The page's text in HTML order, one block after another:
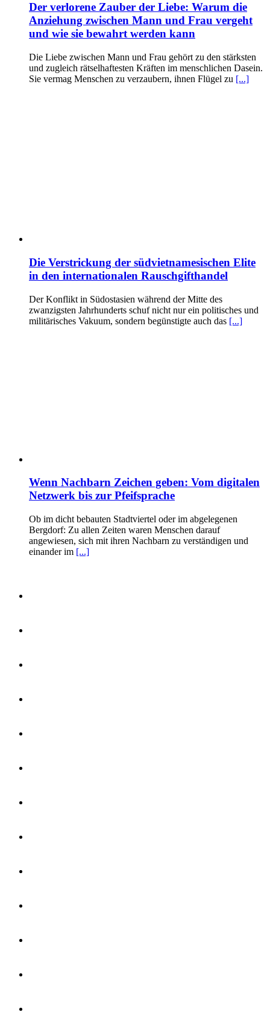
Der verlorene Zauber der Liebe: Warum die
Anziehung zwischen Mann und Frau vergeht
und wie sie bewahrt werden kann
Die Liebe zwischen Mann und Frau gehört zu den stärksten
und zugleich rätselhaftesten Kräften im menschlichen Dasein.
Sie vermag Menschen zu verzaubern, ihnen Flügel zu [...]
Die Verstrickung der südvietnamesischen Elite
in den internationalen Rauschgifthandel
Der Konflikt in Südostasien während der Mitte des
zwanzigsten Jahrhunderts schuf nicht nur ein politisches und
militärisches Vakuum, sondern begünstigte auch das [...]
Wenn Nachbarn Zeichen geben: Vom digitalen
Netzwerk bis zur Pfeifsprache
Ob im dicht bebauten Stadtviertel oder im abgelegenen
Bergdorf: Zu allen Zeiten waren Menschen darauf
angewiesen, sich mit ihren Nachbarn zu verständigen und
einander im [...]